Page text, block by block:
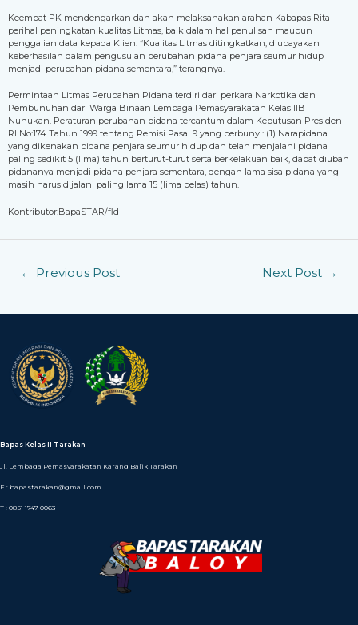
Keempat PK mendengarkan dan akan melaksanakan arahan Kabapas Rita
perihal peningkatan kualitas Litmas, baik dalam hal penulisan maupun
penggalian data kepada Klien. “Kualitas Litmas ditingkatkan, diupayakan
keberhasilan dalam pengusulan perubahan pidana penjara seumur hidup
menjadi perubahan pidana sementara,” terangnya.
Permintaan Litmas Perubahan Pidana terdiri dari perkara Narkotika dan
Pembunuhan dari Warga Binaan Lembaga Pemasyarakatan Kelas IIB
Nunukan. Peraturan perubahan pidana tercantum dalam Keputusan Presiden
RI No:174 Tahun 1999 tentang Remisi Pasal 9 yang berbunyi: (1) Narapidana
yang dikenakan pidana penjara seumur hidup dan telah menjalani pidana
paling sedikit 5 (lima) tahun berturut-turut serta berkelakuan baik, dapat diubah
pidananya menjadi pidana penjara sementara, dengan lama sisa pidana yang
masih harus dijalani paling lama 15 (lima belas) tahun.
Kontributor:BapaSTAR/fld
← Previous Post Next Post →
Bapas Kelas II Tarakan
Jl. Lembaga Pemasyarakatan Karang Balik Tarakan
E : bapastarakan@gmail.com
T : 0851 1747 0063